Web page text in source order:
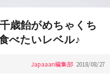
歳飴がめちゃくち
べたいレベル♪
Japaaan編集部 2018/08/27